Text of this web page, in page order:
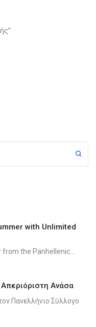
with Unlimited
the Panhellenic...
Ανάσα
Πανελλήνιο Σύλλογο